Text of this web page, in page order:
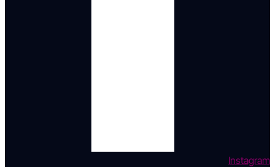
Instagram